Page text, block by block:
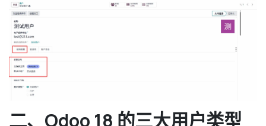
二、Odoo 18 的三大用户类型